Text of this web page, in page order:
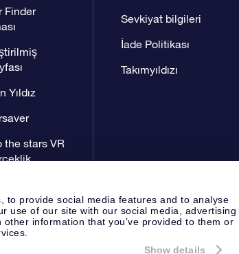
to provide social media features and to analyse
use of our site with our social media, advertising
information that you’ve provided to them or
Show details
Finder
Yıldız
the stars VR
Sevkiyat bilgileri
İade Politikası
Takımyıldızı